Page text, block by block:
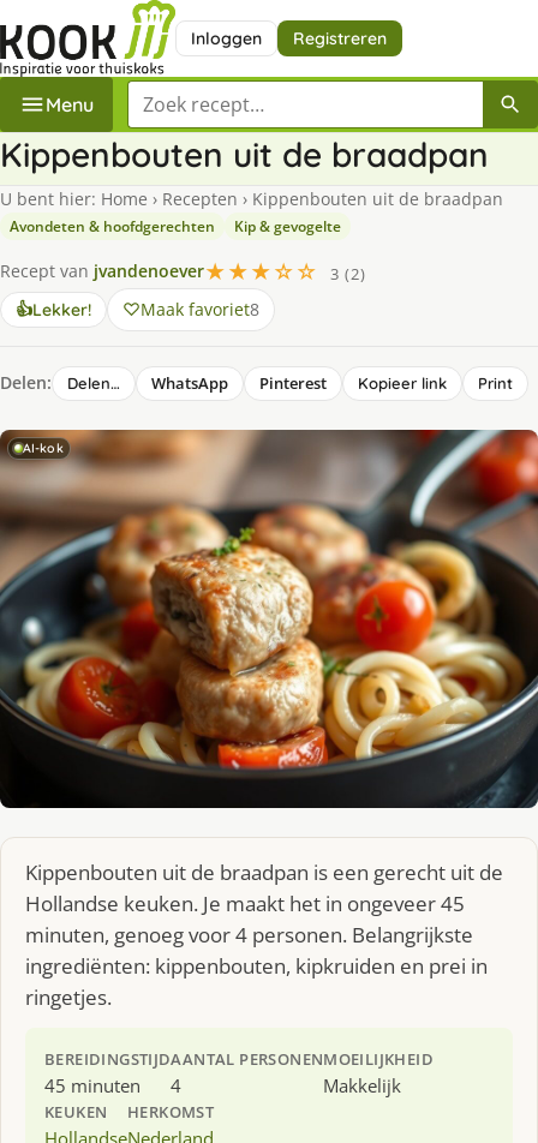
Inloggen Registreren
Menu Zoek een recept
Kippenbouten uit de braadpan
U bent hier: Home › Recepten › Kippenbouten uit de braadpan
Avondeten & hoofdgerechten Kip & gevogelte
Recept van jvandenoever★★★☆☆
3 (2)
👍Lekker! Maak favoriet8
Delen: Delen… WhatsApp Pinterest Kopieer link Print
AI-kok
Kippenbouten uit de braadpan is een gerecht uit de
Hollandse keuken. Je maakt het in ongeveer 45
minuten, genoeg voor 4 personen. Belangrijkste
ingrediënten: kippenbouten, kipkruiden en prei in
ringetjes.
BEREIDINGSTIJD
45 minuten
AANTAL PERSONEN
4
MOEILIJKHEID
Makkelijk
KEUKEN
Hollandse
HERKOMST
Nederland